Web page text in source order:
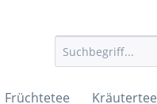
Früchtetee Kräutertee